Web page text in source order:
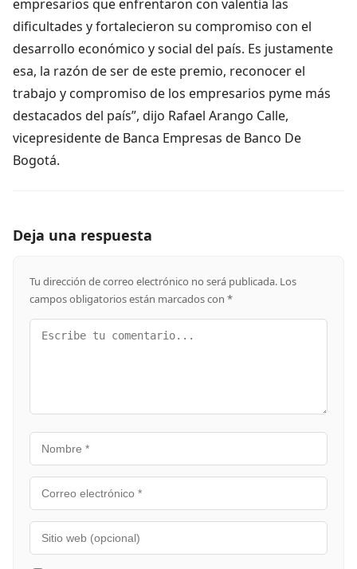
empresarios que enfrentaron con valentía las
dificultades y fortalecieron su compromiso con el
desarrollo económico y social del país. Es justamente
esa, la razón de ser de este premio, reconocer el
trabajo y compromiso de los empresarios pyme más
destacados del país”, dijo Rafael Arango Calle,
vicepresidente de Banca Empresas de Banco De
Bogotá.
Deja una respuesta
Tu dirección de correo electrónico no será publicada. Los
campos obligatorios están marcados con *